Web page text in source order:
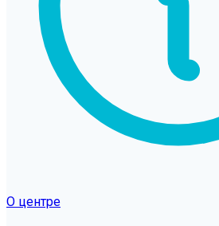
О центре